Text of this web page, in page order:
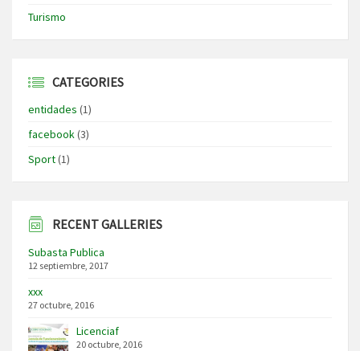
Turismo
CATEGORIES
entidades (1)
facebook(3)
Sport(1)
RECENT GALLERIES
Subasta Publica
12 septiembre, 2017
xxx
27 octubre, 2016
Licenciaf
20 octubre, 2016